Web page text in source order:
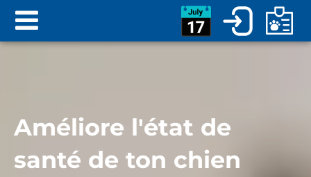
Améliore l'état de
santé de ton chien